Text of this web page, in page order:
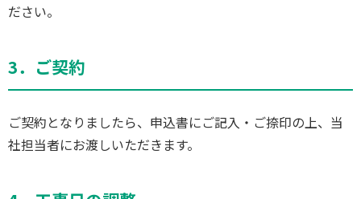
ださい。
3．ご契約
ご契約となりましたら、申込書にご記入・ご捺印の上、当
社担当者にお渡しいただきます。